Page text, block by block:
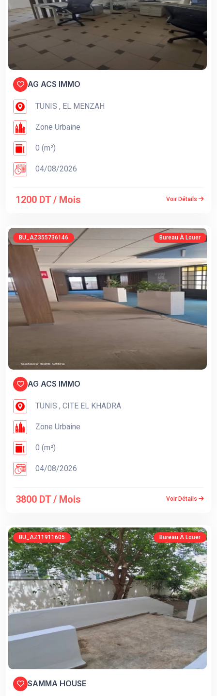
AG ACS IMMO
TUNIS , EL MENZAH
Zone Urbaine
0 (m²)
04/08/2026
1200 DT / Mois Voir Détails
BU_AZ355736146 Bureau À Louer
AG ACS IMMO
TUNIS , CITE EL KHADRA
Zone Urbaine
0 (m²)
04/08/2026
3800 DT / Mois Voir Détails
BU_AZ11911605 Bureau À Louer
SAMMA HOUSE